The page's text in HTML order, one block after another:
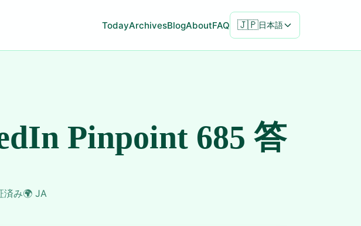
TodayArchivesBlogAboutFAQ 🇯🇵日本語
Pinpoint 685 答
済み🌍 JA